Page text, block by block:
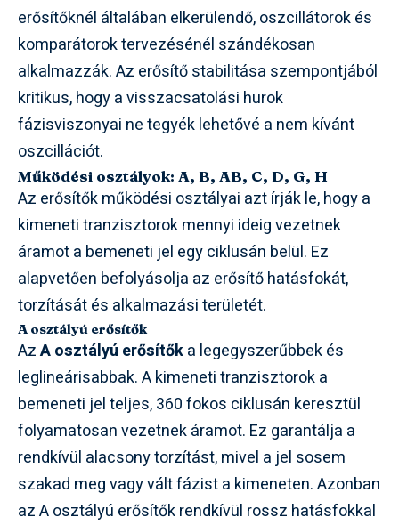
erősítőknél általában elkerülendő, oszcillátorok és
komparátorok tervezésénél szándékosan
alkalmazzák. Az erősítő stabilitása szempontjából
kritikus, hogy a visszacsatolási hurok
fázisviszonyai ne tegyék lehetővé a nem kívánt
oszcillációt.
Működési osztályok: A, B, AB, C, D, G, H
Az erősítők működési osztályai azt írják le, hogy a
kimeneti tranzisztorok mennyi ideig vezetnek
áramot a bemeneti jel egy ciklusán belül. Ez
alapvetően befolyásolja az erősítő hatásfokát,
torzítását és alkalmazási területét.
A osztályú erősítők
AzA osztályú erősítőka legegyszerűbbek és
leglineárisabbak. A kimeneti tranzisztorok a
bemeneti jel teljes, 360 fokos ciklusán keresztül
folyamatosan vezetnek áramot. Ez garantálja a
rendkívül alacsony torzítást, mivel a jel sosem
szakad meg vagy vált fázist a kimeneten. Azonban
az A osztályú erősítők rendkívül rossz hatásfokkal